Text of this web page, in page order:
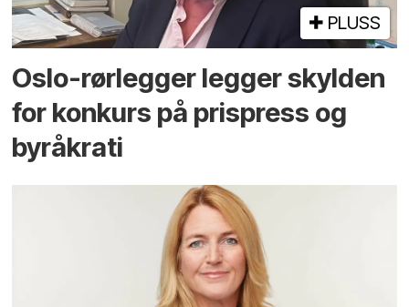
PLUSS
Oslo-rørlegger legger skylden
for konkurs på prispress og
byråkrati